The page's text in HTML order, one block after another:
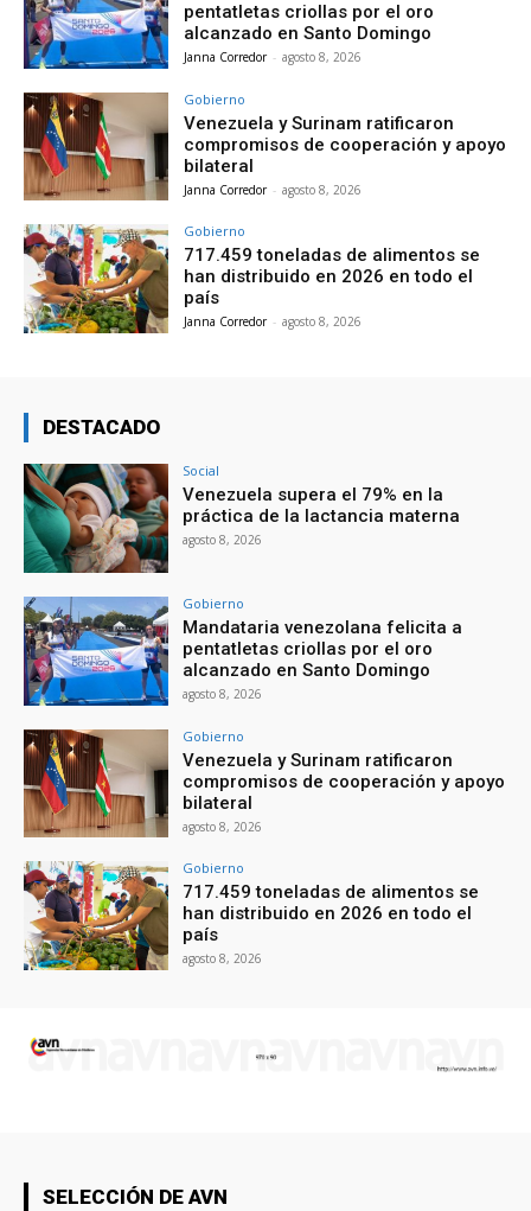
pentatletas criollas por el oro
alcanzado en Santo Domingo
Janna Corredor - agosto 8, 2026
Gobierno
Venezuela y Surinam ratificaron
compromisos de cooperación y apoyo
bilateral
Janna Corredor - agosto 8, 2026
Gobierno
717.459 toneladas de alimentos se
han distribuido en 2026 en todo el
país
Janna Corredor - agosto 8, 2026
DESTACADO
Social
Venezuela supera el 79% en la
práctica de la lactancia materna
agosto 8, 2026
Gobierno
Mandataria venezolana felicita a
pentatletas criollas por el oro
alcanzado en Santo Domingo
agosto 8, 2026
Gobierno
Venezuela y Surinam ratificaron
compromisos de cooperación y apoyo
bilateral
agosto 8, 2026
Gobierno
717.459 toneladas de alimentos se
han distribuido en 2026 en todo el
país
agosto 8, 2026
SELECCIÓN DE AVN